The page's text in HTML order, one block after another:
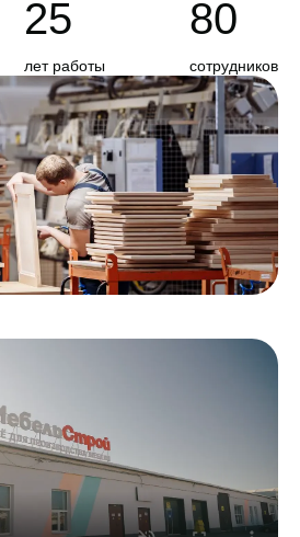
25
лет работы
80
сотрудников